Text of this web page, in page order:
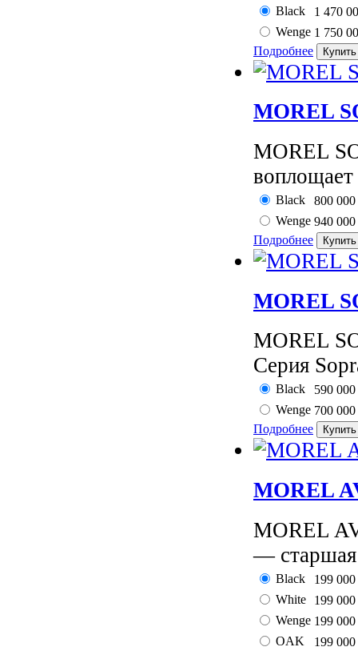
Black
1 470
Wenge 1 750
Подробнее
MOREL
MOREL
Black
800 000
Wenge 940 000
Подробнее
MOREL
MOREL
Серия
Black
590 000
Wenge 700 000
Подробнее
MOREL
MOREL
— старшая
Black
199 000
White
199 000
Wenge 199 000
OAK
199 000